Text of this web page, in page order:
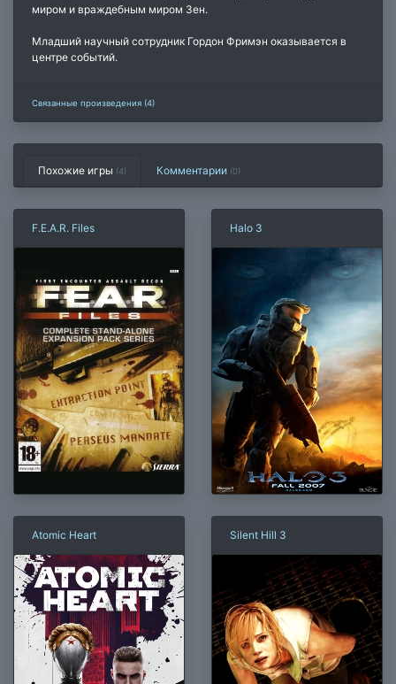
миром и враждебным миром Зен.
Младший научный сотрудник Гордон Фримэн оказывается в
центре событий.
Связанные произведения (4)
Похожие игры (4) Комментарии (0)
F.E.A.R. Files Halo 3
Atomic Heart Silent Hill 3